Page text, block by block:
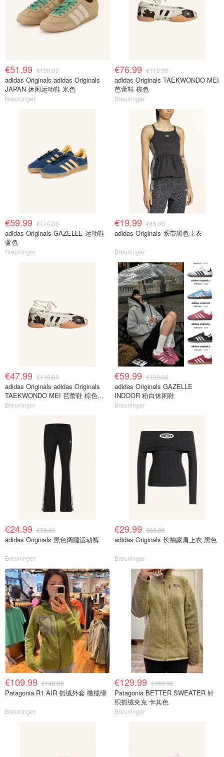
€51.99 €130.00
adidas Originals adidas Originals
JAPAN 休闲运动鞋 米色
Breuninger
€76.99 €110.00
adidas Originals TAEKWONDO MEI
芭蕾鞋 棕色
Breuninger
€59.99 €120.00
adidas Originals GAZELLE 运动鞋
蓝色
Breuninger
€19.99 €45.00
adidas Originals 系带黑色上衣
Breuninger
€47.99 €110.00
adidas Originals adidas Originals
TAEKWONDO MEI 芭蕾鞋 棕色米
色
Breuninger
€59.99 €120.00
adidas Originals GAZELLE
INDOOR 粉白休闲鞋
Breuninger
€24.99 €50.00
adidas Originals 黑色阔腿运动裤
Breuninger
€29.99 €60.00
adidas Originals 长袖露肩上衣 黑色
Breuninger
€109.99 €140.00
Patagonia R1 AIR 抓绒外套 橄榄绿
Breuninger
€129.99 €150.00
Patagonia BETTER SWEATER 针
织抓绒夹克 卡其色
Breuninger